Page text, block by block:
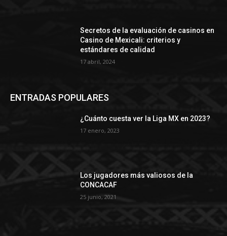
Secretos de la evaluación de casinos en
Casino de Mexicali: сriterios y
estándares de calidad
17 abril, 2024
ENTRADAS POPULARES
¿Cuánto cuesta ver la Liga MX en 2023?
17 enero, 2023
Los jugadores más valiosos de la
CONCACAF
25 junio, 2021